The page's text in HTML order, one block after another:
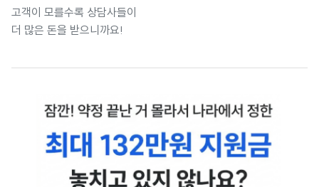
고객이 모를수록 상담사들이
더 많은 돈을 받으니까요!